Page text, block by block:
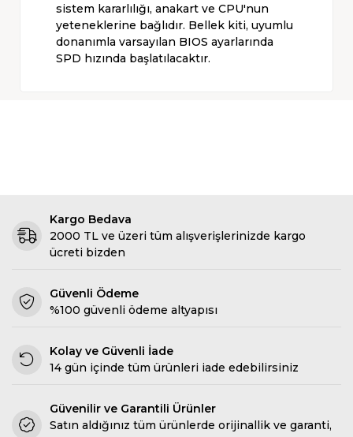
sistem kararlılığı, anakart ve CPU'nun
yeteneklerine bağlıdır. Bellek kiti, uyumlu
donanımla varsayılan BIOS ayarlarında
SPD hızında başlatılacaktır.
Kargo Bedava
2000 TL ve üzeri tüm alışverişlerinizde kargo
ücreti bizden
Güvenli Ödeme
%100 güvenli ödeme altyapısı
Kolay ve Güvenli İade
14 gün içinde tüm ürünleri iade edebilirsiniz
Güvenilir ve Garantili Ürünler
Satın aldığınız tüm ürünlerde orijinallik ve garanti,